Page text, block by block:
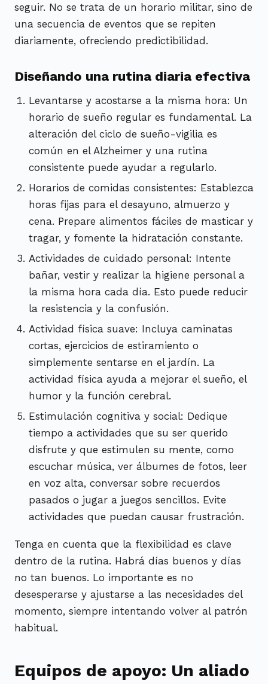
seguir. No se trata de un horario militar, sino de
una secuencia de eventos que se repiten
diariamente, ofreciendo predictibilidad.
Diseñando una rutina diaria efectiva
Levantarse y acostarse a la misma hora: Un
horario de sueño regular es fundamental. La
alteración del ciclo de sueño-vigilia es
común en el Alzheimer y una rutina
consistente puede ayudar a regularlo.
Horarios de comidas consistentes: Establezca
horas fijas para el desayuno, almuerzo y
cena. Prepare alimentos fáciles de masticar y
tragar, y fomente la hidratación constante.
Actividades de cuidado personal: Intente
bañar, vestir y realizar la higiene personal a
la misma hora cada día. Esto puede reducir
la resistencia y la confusión.
Actividad física suave: Incluya caminatas
cortas, ejercicios de estiramiento o
simplemente sentarse en el jardín. La
actividad física ayuda a mejorar el sueño, el
humor y la función cerebral.
Estimulación cognitiva y social: Dedique
tiempo a actividades que su ser querido
disfrute y que estimulen su mente, como
escuchar música, ver álbumes de fotos, leer
en voz alta, conversar sobre recuerdos
pasados o jugar a juegos sencillos. Evite
actividades que puedan causar frustración.
Tenga en cuenta que la flexibilidad es clave
dentro de la rutina. Habrá días buenos y días
no tan buenos. Lo importante es no
desesperarse y ajustarse a las necesidades del
momento, siempre intentando volver al patrón
habitual.
Equipos de apoyo: Un aliado